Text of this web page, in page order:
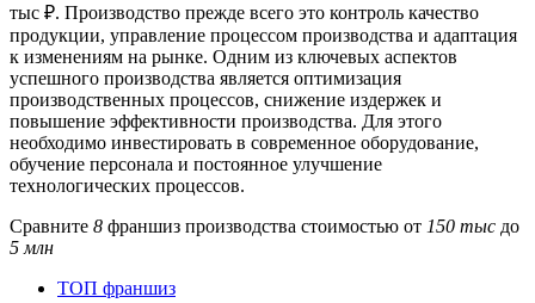
тыс ₽. Производство прежде всего это контроль качество
продукции, управление процессом производства и адаптация
к изменениям на рынке. Одним из ключевых аспектов
успешного производства является оптимизация
производственных процессов, снижение издержек и
повышение эффективности производства. Для этого
необходимо инвестировать в современное оборудование,
обучение персонала и постоянное улучшение
технологических процессов.
Сравните 8 франшиз производства стоимостью от 150 тыс до
5 млн
ТОП франшиз